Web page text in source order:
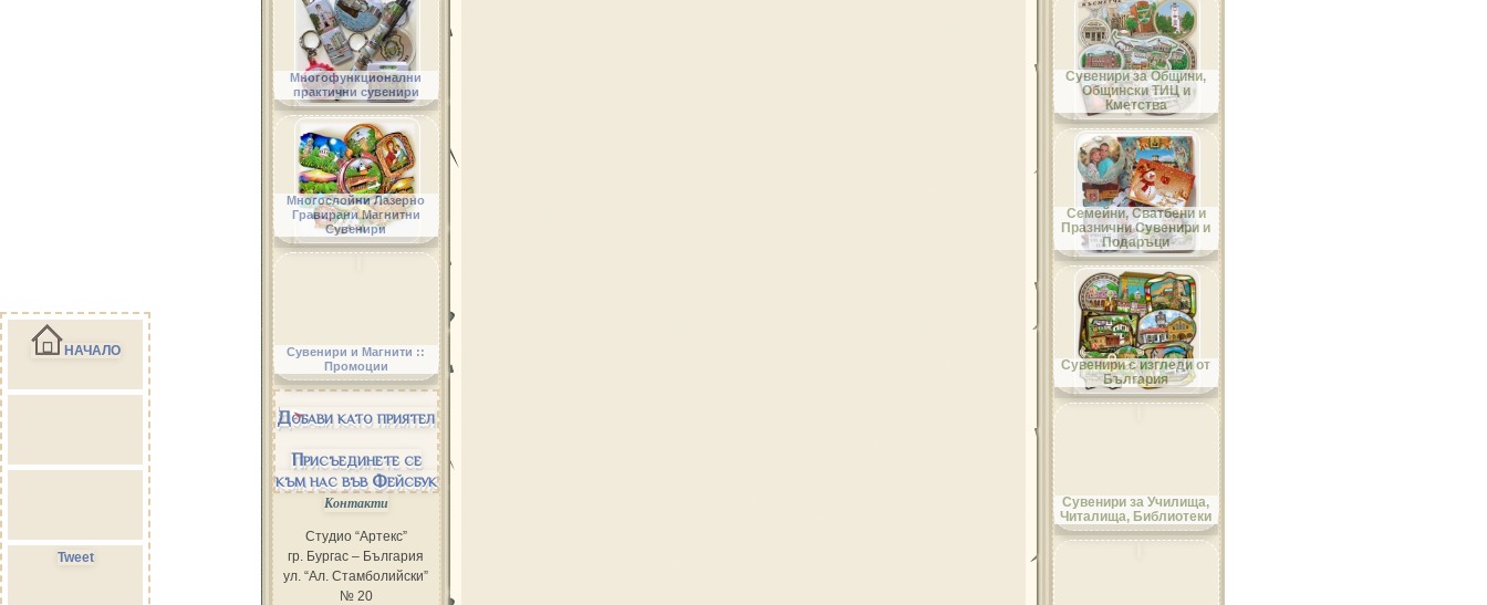
Многофункционални
практични сувенири
Многослойни Лазерно
Гравирани Магнитни
Сувенири
Сувенири и Магнити ::
Промоции
Добави като приятел
Присъединете се
към нас във Фейсбук
Контакти
Студио “Артекс”
гр. Бургас – България
ул. “Ал. Стамболийски”
№ 20
Област Добрич
Област Кърджали
Област Кюстендил
Сувенири за Общини,
Общински ТИЦ и
Кметства
Семейни, Сватбени и
Празнични Сувенири и
Подаръци
Сувенири с изгледи от
България
Сувенири за Училища,
Читалища, Библиотеки
НАЧАЛО
Tweet